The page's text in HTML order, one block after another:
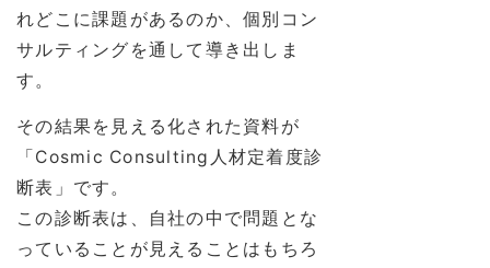
れどこに課題があるのか、個別コン
サルティングを通して導き出しま
す。
その結果を見える化された資料が
「Cosmic Consulting人材定着度診
断表」です。
この診断表は、自社の中で問題とな
っていることが見えることはもちろ